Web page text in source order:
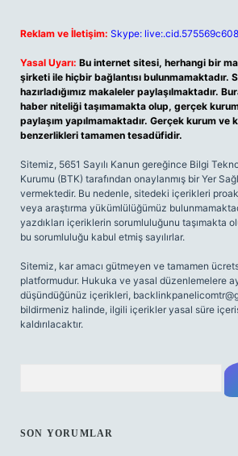
Reklam ve İletişim: Skype:
Yasal Uyarı: Bu internet sitesi, herhangi bir
şirketi ile hiçbir bağlantısı bulunmamaktadır.
hazırladığımız makaleler paylaşılmaktadır.
haber niteliği taşımamakta olup, gerçek
paylaşım yapılmamaktadır. Gerçek kurum ve
benzerlikleri tamamen tesadüfidir.
Sitemiz, 5651 Sayılı Kanun gereğince Bilgi
Kurumu (BTK) tarafından onaylanmış bir Yer
vermektedir. Bu nedenle, sitedeki içerikleri
veya araştırma yükümlülüğümüz
yazdıkları içeriklerin sorumluluğunu taşımakta
bu sorumluluğu kabul etmiş sayılırlar.
Sitemiz, kar amacı gütmeyen ve tamamen
platformudur. Hukuka ve yasal düzenlemelere
düşündüğünüz içerikleri,
bildirmeniz halinde, ilgili içerikler yasal süre
kaldırılacaktır.
SON YORUMLAR